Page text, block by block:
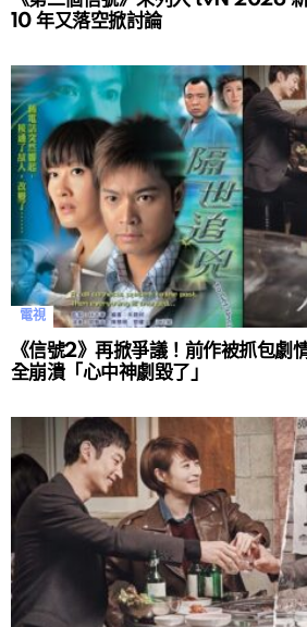
10 年又落空掀討論
電視
《信號2》再掀爭議！前作被抓包劇
全崩潰「心中神劇毀了」